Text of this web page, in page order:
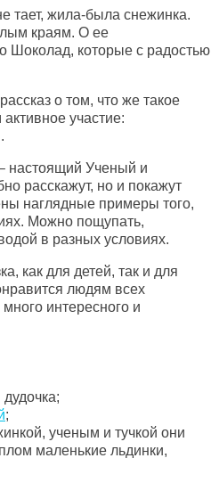
тает, жила-была снежинка.
краям. О ее
Шоколад, которые с радостью
о том, что же такое
участие:
настоящий Ученый и
расскажут, но и покажут
наглядные примеры того,
Можно пощупать,
в разных условиях.
как для детей, так и для
людям всех
интересного и
;
ученым и тучкой они
маленькие льдинки,